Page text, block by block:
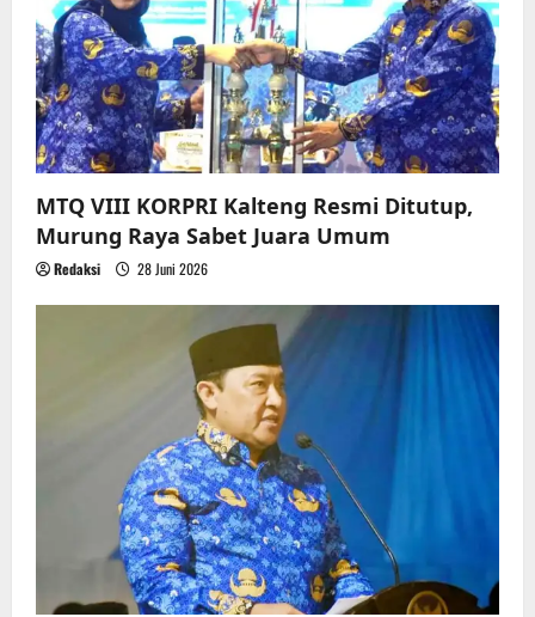
MTQ VIII KORPRI Kalteng Resmi Ditutup,
Murung Raya Sabet Juara Umum
Redaksi 28 Juni 2026